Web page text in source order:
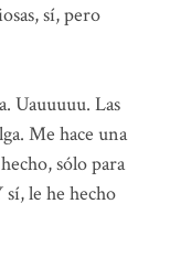
sí, pero
Uauuuuu. Las
Me hace una
sólo para
le he hecho